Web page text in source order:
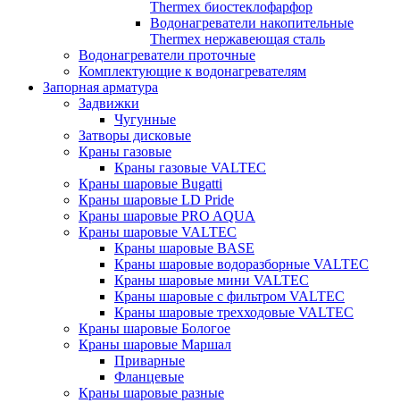
Thermex биостеклофарфор
Водонагреватели накопительные
Thermex нержавеющая сталь
Водонагреватели проточные
Комплектующие к водонагревателям
Запорная арматура
Задвижки
Чугунные
Затворы дисковые
Краны газовые
Краны газовые VALTEC
Краны шаровые Bugatti
Краны шаровые LD Pride
Краны шаровые PRO AQUA
Краны шаровые VALTEC
Краны шаровые BASE
Краны шаровые водоразборные VALTEC
Краны шаровые мини VALTEC
Краны шаровые с фильтром VALTEC
Краны шаровые трехходовые VALTEC
Краны шаровые Бологое
Краны шаровые Маршал
Приварные
Фланцевые
Краны шаровые разные